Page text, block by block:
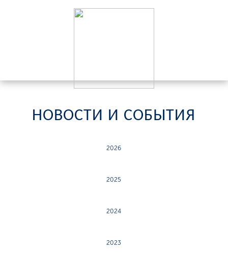
НОВОСТИ И СОБЫТИЯ
2026
2025
2024
2023